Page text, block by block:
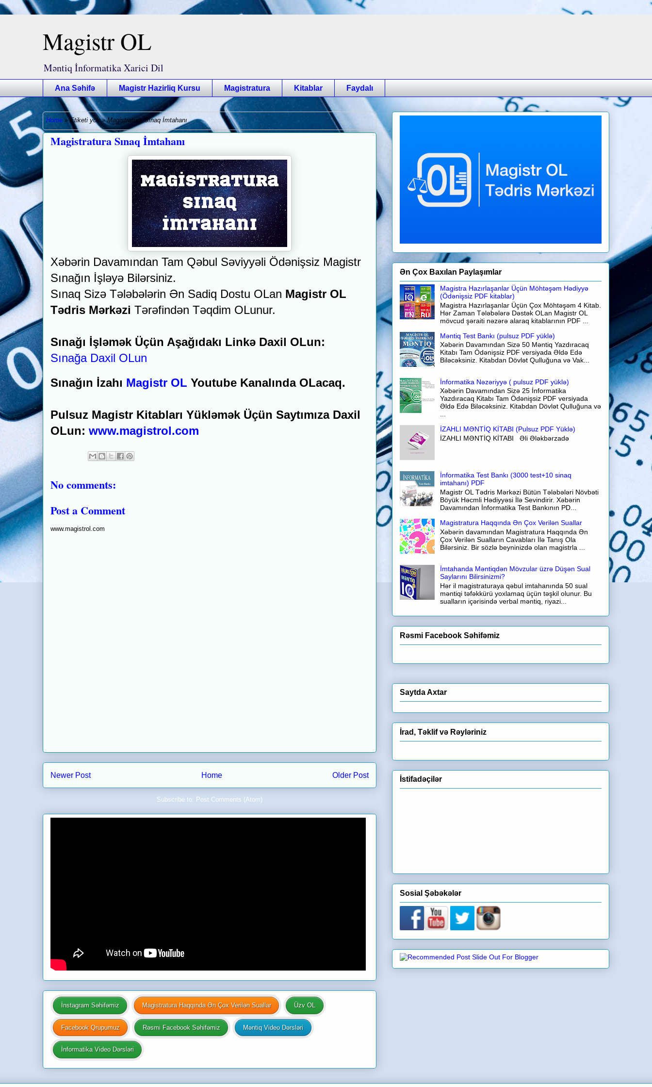
Magistr OL
Məntiq İnformatika Xarici Dil
Ana Səhifə Magistr Hazirliq Kursu Magistratura Kitablar Faydalı
Home »Etiketi yok»Magistratura Sınaq İmtahanı
Magistratura Sınaq İmtahanı
Xəbərin Davamından Tam Qəbul Səviyyəli Ödənişsiz Magistr
Sınağın İşləyə Bilərsiniz.
Sınaq Sizə Tələbələrin Ən Sadiq Dostu OLan Magistr OL
Tədris Mərkəzi Tərəfindən Təqdim OLunur.
Sınağı İşləmək Üçün Aşağıdakı Linkə Daxil OLun:
Sınağa Daxil OLun
Sınağın İzahı Magistr OL Youtube Kanalında OLacaq.
Pulsuz Magistr Kitabları Yükləmək Üçün Saytımıza Daxil
OLun: www.magistrol.com
No comments:
Post a Comment
www.magistrol.com
Newer Post Older Post
Home
Subscribe to: Post Comments (Atom)
İnstagram Səhifəmiz Magistratura Haqqında Ən Çox Verilən Suallar Üzv OL
Facebook Qrupumuz Rəsmi Facebook Səhifəmiz Məntiq Video Dərsləri
İnformatika Video Dərsləri
Ən Çox Baxılan Paylaşımlar
Magistra Hazırlaşanlar Üçün Möhtəşəm Hədiyyə
(Ödənişsiz PDF kitablar)
Magistra Hazırlaşanlar Üçün Çox Möhtəşəm 4 Kitab.
Hər Zaman Tələbələrə Dəstək OLan Magistr OL
mövcud şəraiti nəzərə alaraq kitablarının PDF ...
Məntiq Test Bankı (pulsuz PDF yüklə)
Xəbərin Davamından Sizə 50 Məntiq Yazdıracaq
Kitabı Tam Ödənişsiz PDF versiyada Əldə Edə
Biləcəksiniz. Kitabdan Dövlət Qulluğuna və Vak...
İnformatika Nəzəriyyə ( pulsuz PDF yüklə)
Xəbərin Davamından Sizə 25 İnformatika
Yazdıracaq Kitabı Tam Ödənişsiz PDF versiyada
Əldə Edə Biləcəksiniz. Kitabdan Dövlət Qulluğuna və
...
İZAHLI MƏNTİQ KİTABI (Pulsuz PDF Yüklə)
İZAHLI MƏNTİQ KİTABI Əli Ələkbərzadə
İnformatika Test Bankı (3000 test+10 sinaq
imtahanı) PDF
Magistr OL Tədris Mərkəzi Bütün Tələbələri Növbəti
Böyük Həcmli Hədiyyəsi İlə Sevindirir. Xəbərin
Davamından İnformatika Test Bankının PD...
Magistratura Haqqında Ən Çox Verilən Suallar
Xəbərin davamından Magistratura Haqqında Ən
Çox Verilən Sualların Cavabları İlə Tanış Ola
Bilərsiniz. Bir sözlə beyninizdə olan magistrla ...
İmtahanda Məntiqdən Mövzular üzrə Düşən Sual
Saylarını Bilirsinizmi?
Hər il magistraturaya qəbul imtahanında 50 sual
məntiqi təfəkkürü yoxlamaq üçün təşkil olunur. Bu
sualların içərisində verbal məntiq, riyazi...
Rəsmi Facebook Səhifəmiz
Saytda Axtar
İrad, Təklif və Rəyləriniz
İstifadəçilər
Sosial Şəbəkələr